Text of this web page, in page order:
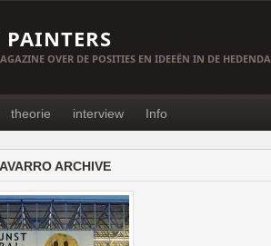
PAINTERS
OVER DE POSITIES EN IDEEËN IN DE
theorie interview Info
ARCHIVE